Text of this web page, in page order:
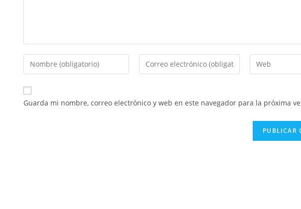
Guarda mi nombre, correo electrónico y web en este navegador para la próxima